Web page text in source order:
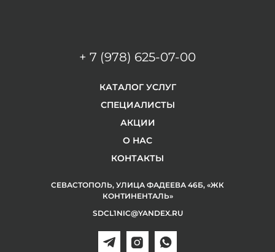
КАТАЛОГ УСЛУГ
СПЕЦИАЛИСТЫ
АКЦИИ
О НАС
КОНТАКТЫ
+ 7 (978) 625-07-00
СЕВАСТОПОЛЬ, УЛИЦА ФАДЕЕВА 46Б, «ЖК
КОНТИНЕНТАЛЬ»
SDCL1NIC@YANDEX.RU